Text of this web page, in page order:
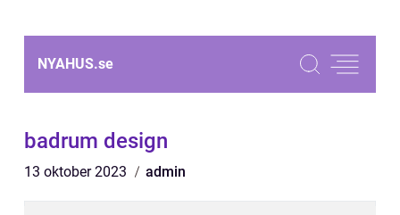
NYAHUS.se
badrum design
13 oktober 2023 admin